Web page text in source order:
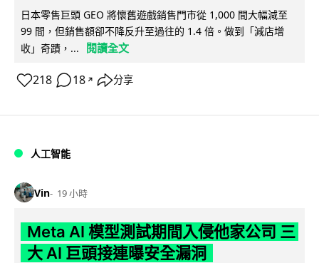
日本零售巨頭 GEO 將懷舊遊戲銷售門市從 1,000 間大幅減至
99 間，但銷售額卻不降反升至過往的 1.4 倍。做到「減店增
收」奇蹟，...
閱讀全文
218 18 ↗ 分享
人工智能
Vin 19 小時
Meta AI 模型測試期間入侵他家公司 三
大 AI 巨頭接連曝安全漏洞